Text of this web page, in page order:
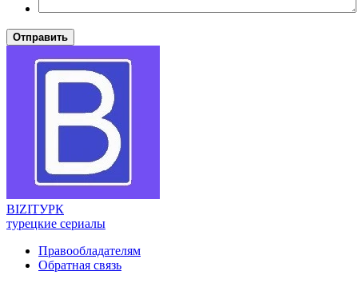
Отправить
BIZIТУРК
турецкие сериалы
Правообладателям
Обратная связь